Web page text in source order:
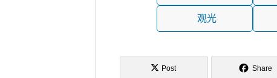
观光
Post Share